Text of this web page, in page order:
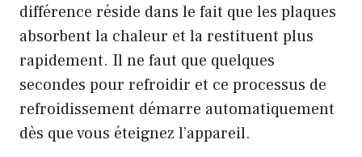
différence réside dans le fait que les plaques
absorbent la chaleur et la restituent plus
rapidement. Il ne faut que quelques
secondes pour refroidir et ce processus de
refroidissement démarre automatiquement
dès que vous éteignez l’appareil.